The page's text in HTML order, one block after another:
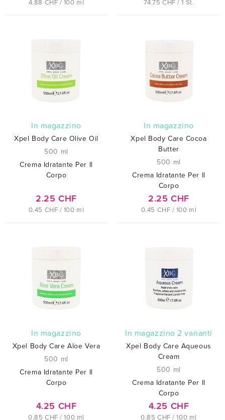
4.88 CHF / 100 ml 74.75 CHF / 1 St.
In magazzino
Xpel Body Care Olive Oil
500 ml
Crema Idratante Per Il
Corpo
2.25 CHF
0.45 CHF / 100 ml
In magazzino
Xpel Body Care Cocoa
Butter
500 ml
Crema Idratante Per Il
Corpo
2.25 CHF
0.45 CHF / 100 ml
In magazzino
Xpel Body Care Aloe Vera
500 ml
Crema Idratante Per Il
Corpo
4.25 CHF
0.85 CHF / 100 ml
In magazzino 2 varianti
Xpel Body Care Aqueous
Cream
500 ml
Crema Idratante Per Il
Corpo
4.25 CHF
0.85 CHF / 100 ml